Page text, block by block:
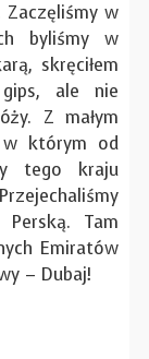
Zaczęliśmy w
byliśmy w
skręciłem
ale nie
Z małym
w którym od
tego kraju
Tam
Emiratów
– Dubaj!